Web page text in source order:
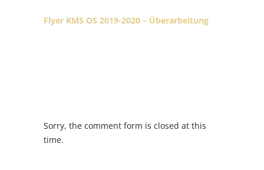
Flyer KMS OS 2019-2020 – Überarbeitung
Sorry, the comment form is closed at this
time.